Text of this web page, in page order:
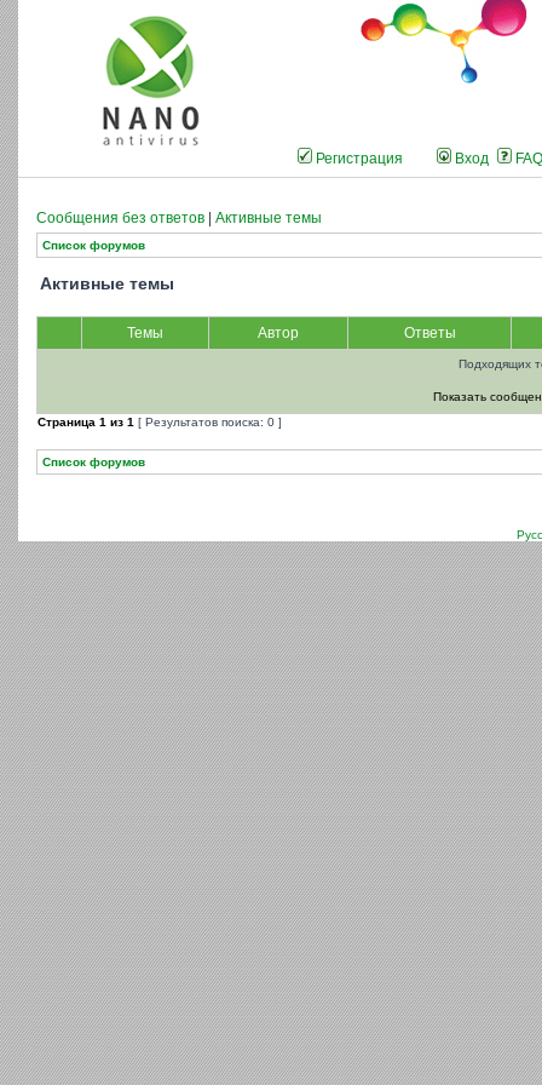
Регистрация Вход FAQ
Сообщения без ответов Активные темы
Список форумов
Активные темы
Темы Автор Ответы
Подходящих
Показать
Страница 1 из 1 [ Результатов поиска: 0 ]
Список форумов